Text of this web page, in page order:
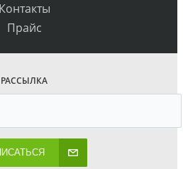
Контакты
Прайс
РАССЫЛКА